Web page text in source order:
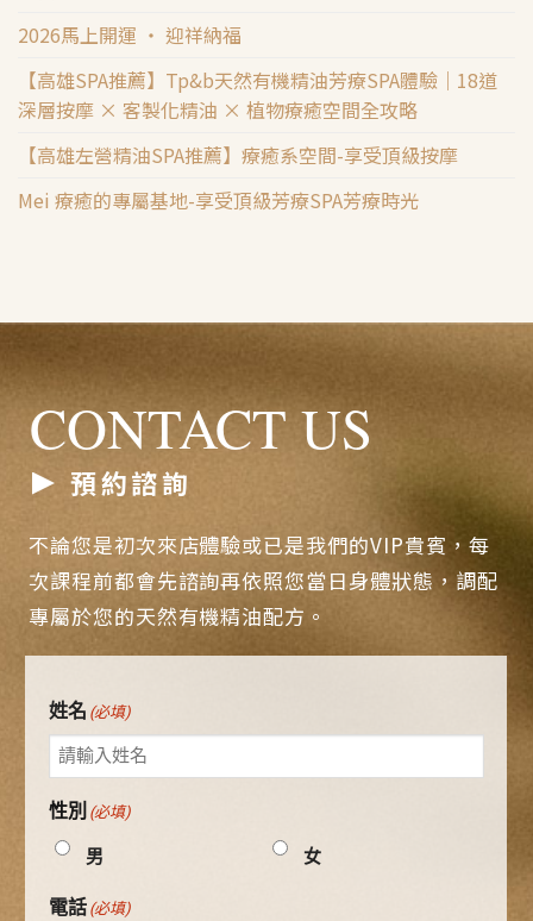
2026馬上開運 ‧ 迎祥納福
【高雄SPA推薦】Tp&b天然有機精油芳療SPA體驗｜18道
深層按摩 × 客製化精油 × 植物療癒空間全攻略
【高雄左營精油SPA推薦】療癒系空間-享受頂級按摩
Mei 療癒的專屬基地-享受頂級芳療SPA芳療時光
CONTACT US
預約諮詢
不論您是初次來店體驗或已是我們的VIP貴賓，每
次課程前都會先諮詢再依照您當日身體狀態，調配
專屬於您的天然有機精油配方。
姓名 (必填)
性別 (必填)
男 女
電話 (必填)